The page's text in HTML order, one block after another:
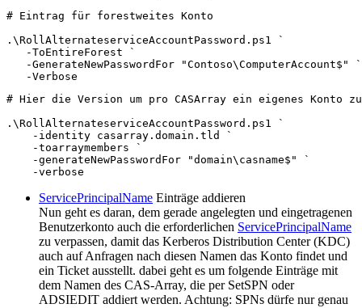
# Eintrag für forestweites Konto
.\RollAlternateserviceAccountPassword.ps1 `
   -ToEntireForest `
   -GenerateNewPasswordFor "Contoso\ComputerAccount$" `
   -Verbose
# Hier die Version um pro CASArray ein eigenes Konto
.\RollAlternateserviceAccountPassword.ps1 `
    -identity casarray.domain.tld `
    -toarraymembers `
    -generateNewPasswordFor "domain\casname$" `
    -verbose
ServicePrincipalName Einträge addieren
Nun geht es daran, dem gerade angelegten und eingetragenen
Benutzerkonto auch die erforderlichen ServicePrincipalName
zu verpassen, damit das Kerberos Distribution Center (KDC)
auch auf Anfragen nach diesen Namen das Konto findet und
ein Ticket ausstellt. dabei geht es um folgende Einträge mit
dem Namen des CAS-Array, die per SetSPN oder
ADSIEDIT addiert werden. Achtung: SPNs dürfe nur genau